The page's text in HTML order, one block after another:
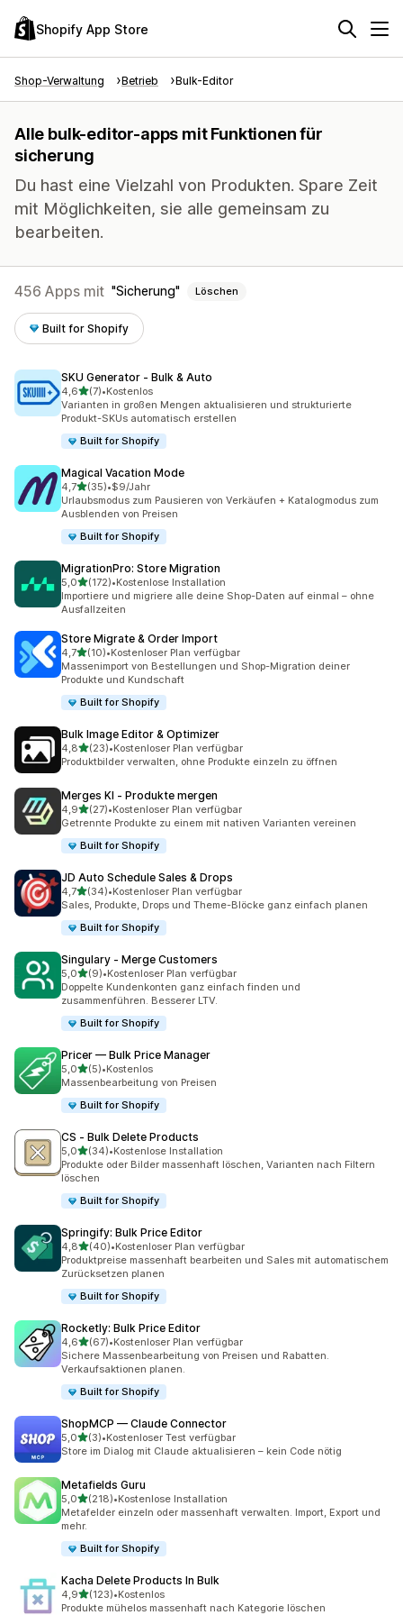
Shopify App Store
Shop-Verwaltung Betrieb Bulk-Editor
Alle bulk-editor-apps mit Funktionen für
sicherung
Du hast eine Vielzahl von Produkten. Spare Zeit
mit Möglichkeiten, sie alle gemeinsam zu
bearbeiten.
456 Apps mit Sicherung Löschen
Built for Shopify
SKU Generator ‑ Bulk & Auto
4,6von 5 Sternen
(7)
7 Rezensionen insgesamt
•Kostenlos
Varianten in großen Mengen aktualisieren und strukturierte
Produkt-SKUs automatisch erstellen
Built for Shopify
Magical Vacation Mode
4,7von 5 Sternen
(35)
35 Rezensionen insgesamt
•$9/Jahr
Urlaubsmodus zum Pausieren von Verkäufen + Katalogmodus zum
Ausblenden von Preisen
Built for Shopify
MigrationPro: Store Migration
5,0von 5 Sternen
(172)
172 Rezensionen insgesamt
•Kostenlose Installation
Importiere und migriere alle deine Shop-Daten auf einmal – ohne
Ausfallzeiten
Store Migrate & Order Import
4,7von 5 Sternen
(10)
10 Rezensionen insgesamt
•Kostenloser Plan verfügbar
Massenimport von Bestellungen und Shop-Migration deiner
Produkte und Kundschaft
Built for Shopify
Bulk Image Editor & Optimizer
4,8von 5 Sternen
(23)
23 Rezensionen insgesamt
•Kostenloser Plan verfügbar
Produktbilder verwalten, ohne Produkte einzeln zu öffnen
Merges KI ‑ Produkte mergen
4,9von 5 Sternen
(27)
27 Rezensionen insgesamt
•Kostenloser Plan verfügbar
Getrennte Produkte zu einem mit nativen Varianten vereinen
Built for Shopify
JD Auto Schedule Sales & Drops
4,7von 5 Sternen
(34)
34 Rezensionen insgesamt
•Kostenloser Plan verfügbar
Sales, Produkte, Drops und Theme-Blöcke ganz einfach planen
Built for Shopify
Singulary ‑ Merge Customers
5,0von 5 Sternen
(9)
9 Rezensionen insgesamt
•Kostenloser Plan verfügbar
Doppelte Kundenkonten ganz einfach finden und
zusammenführen. Besserer LTV.
Built for Shopify
Pricer — Bulk Price Manager
5,0von 5 Sternen
(5)
5 Rezensionen insgesamt
•Kostenlos
Massenbearbeitung von Preisen
Built for Shopify
CS ‑ Bulk Delete Products
5,0von 5 Sternen
(34)
34 Rezensionen insgesamt
•Kostenlose Installation
Produkte oder Bilder massenhaft löschen, Varianten nach Filtern
löschen
Built for Shopify
Springify: Bulk Price Editor
4,8von 5 Sternen
(40)
40 Rezensionen insgesamt
•Kostenloser Plan verfügbar
Produktpreise massenhaft bearbeiten und Sales mit automatischem
Zurücksetzen planen
Built for Shopify
Rocketly: Bulk Price Editor
4,6von 5 Sternen
(67)
67 Rezensionen insgesamt
•Kostenloser Plan verfügbar
Sichere Massenbearbeitung von Preisen und Rabatten.
Verkaufsaktionen planen.
Built for Shopify
ShopMCP — Claude Connector
5,0von 5 Sternen
(3)
3 Rezensionen insgesamt
•Kostenloser Test verfügbar
Store im Dialog mit Claude aktualisieren – kein Code nötig
Metafields Guru
5,0von 5 Sternen
(218)
218 Rezensionen insgesamt
•Kostenlose Installation
Metafelder einzeln oder massenhaft verwalten. Import, Export und
mehr.
Built for Shopify
Kacha Delete Products In Bulk
4,9von 5 Sternen
(123)
123 Rezensionen insgesamt
•Kostenlos
Produkte mühelos massenhaft nach Kategorie löschen